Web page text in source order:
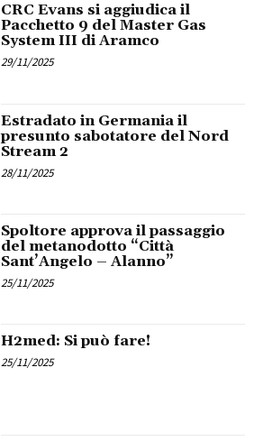
CRC Evans si aggiudica il
Pacchetto 9 del Master Gas
System III di Aramco
29/11/2025
Estradato in Germania il
presunto sabotatore del Nord
Stream 2
28/11/2025
Spoltore approva il passaggio
del metanodotto “Città
Sant’Angelo – Alanno”
25/11/2025
H2med: Si può fare!
25/11/2025